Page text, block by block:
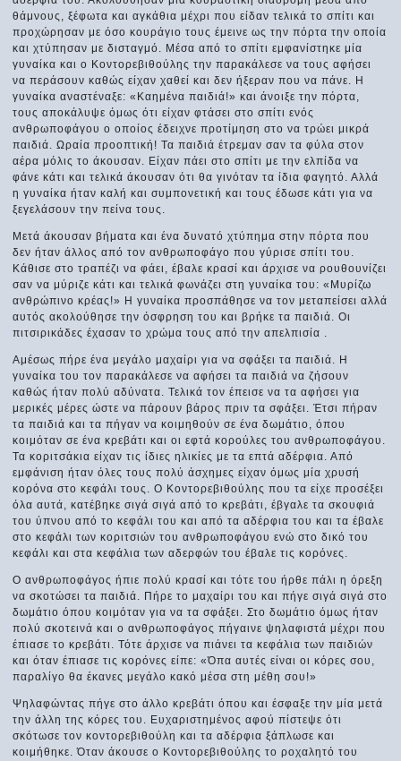
θάμνους, ξέφωτα και αγκάθια μέχρι που είδαν τελικά το σπίτι και
προχώρησαν με όσο κουράγιο τους έμεινε ως την πόρτα την οποία
και χτύπησαν με δισταγμό. Μέσα από το σπίτι εμφανίστηκε μία
γυναίκα και ο Κοντορεβιθούλης την παρακάλεσε να τους αφήσει
να περάσουν καθώς είχαν χαθεί και δεν ήξεραν που να πάνε. Η
γυναίκα αναστέναξε: «Καημένα παιδιά!» και άνοιξε την πόρτα,
τους αποκάλυψε όμως ότι είχαν φτάσει στο σπίτι ενός
ανθρωποφάγου ο οποίος έδειχνε προτίμηση στο να τρώει μικρά
παιδιά. Ωραία προοπτική! Τα παιδιά έτρεμαν σαν τα φύλα στον
αέρα μόλις το άκουσαν. Είχαν πάει στο σπίτι με την ελπίδα να
φάνε κάτι και τελικά άκουσαν ότι θα γινόταν τα ίδια φαγητό. Αλλά
η γυναίκα ήταν καλή και συμπονετική και τους έδωσε κάτι για να
ξεγελάσουν την πείνα τους.
Μετά άκουσαν βήματα και ένα δυνατό χτύπημα στην πόρτα που
δεν ήταν άλλος από τον ανθρωποφάγο που γύρισε σπίτι του.
Κάθισε στο τραπέζι να φάει, έβαλε κρασί και άρχισε να ρουθουνίζει
σαν να μύριζε κάτι και τελικά φωνάζει στη γυναίκα του: «Μυρίζω
ανθρώπινο κρέας!» Η γυναίκα προσπάθησε να τον μεταπείσει αλλά
αυτός ακολούθησε την όσφρηση του και βρήκε τα παιδιά. Οι
πιτσιρικάδες έχασαν το χρώμα τους από την απελπισία .
Αμέσως πήρε ένα μεγάλο μαχαίρι για να σφάξει τα παιδιά. Η
γυναίκα του τον παρακάλεσε να αφήσει τα παιδιά να ζήσουν
καθώς ήταν πολύ αδύνατα. Τελικά τον έπεισε να τα αφήσει για
μερικές μέρες ώστε να πάρουν βάρος πριν τα σφάξει. Έτσι πήραν
τα παιδιά και τα πήγαν να κοιμηθούν σε ένα δωμάτιο, όπου
κοιμόταν σε ένα κρεβάτι και οι εφτά κορούλες του ανθρωποφάγου.
Τα κοριτσάκια είχαν τις ίδιες ηλικίες με τα επτά αδέρφια. Από
εμφάνιση ήταν όλες τους πολύ άσχημες είχαν όμως μία χρυσή
κορόνα στο κεφάλι τους. Ο Κοντορεβιθούλης που τα είχε προσέξει
όλα αυτά, κατέβηκε σιγά σιγά από το κρεβάτι, έβγαλε τα σκουφιά
του ύπνου από το κεφάλι του και από τα αδέρφια του και τα έβαλε
στο κεφάλι των κοριτσιών του ανθρωποφάγου ενώ στο δικό του
κεφάλι και στα κεφάλια των αδερφών του έβαλε τις κορόνες.
Ο ανθρωποφάγος ήπιε πολύ κρασί και τότε του ήρθε πάλι η όρεξη
να σκοτώσει τα παιδιά. Πήρε το μαχαίρι του και πήγε σιγά σιγά στο
δωμάτιο όπου κοιμόταν για να τα σφάξει. Στο δωμάτιο όμως ήταν
πολύ σκοτεινά και ο ανθρωποφάγος πήγαινε ψηλαφιστά μέχρι που
έπιασε το κρεβάτι. Τότε άρχισε να πιάνει τα κεφάλια των παιδιών
και όταν έπιασε τις κορόνες είπε: «Όπα αυτές είναι οι κόρες σου,
παραλίγο θα έκανες μεγάλο κακό μέσα στη μέθη σου!»
Ψηλαφώντας πήγε στο άλλο κρεβάτι όπου και έσφαξε την μία μετά
την άλλη της κόρες του. Ευχαριστημένος αφού πίστεψε ότι
σκότωσε τον κοντορεβιθούλη και τα αδέρφια ξάπλωσε και
κοιμήθηκε. Όταν άκουσε ο Κοντορεβιθούλης το ροχαλητό του